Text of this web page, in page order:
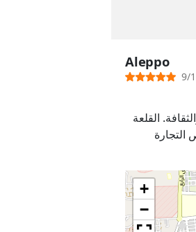
Aleppo
9/
القلعة
التجارة
+
−